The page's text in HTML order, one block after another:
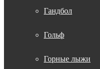
Гандбол
Гольф
Горные лыжи